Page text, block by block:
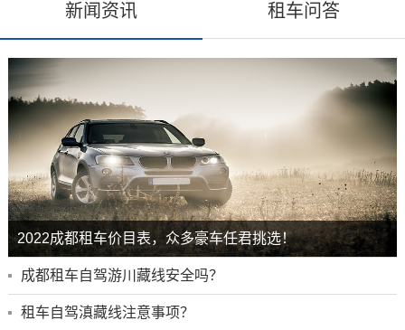
新闻资讯 租车问答
2022成都租车价目表，众多豪车任君挑选！
成都租车自驾游川藏线安全吗？
租车自驾滇藏线注意事项？